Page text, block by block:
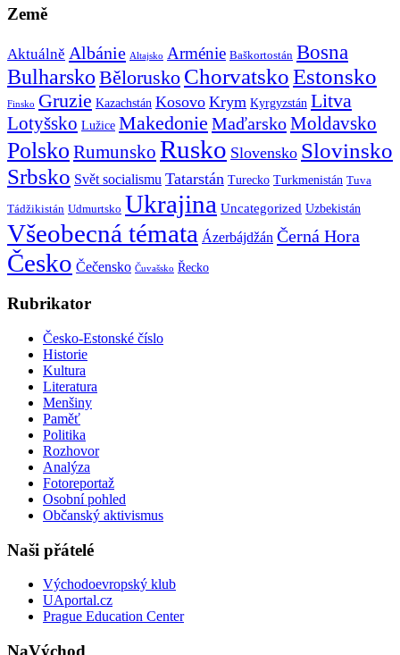
Země
Aktuálně Albánie Altajsko Arménie Baškortostán Bosna
Bulharsko Bělorusko ChorvatskoEstonsko
Finsko Gruzie Kazachstán Kosovo Krym Kyrgyzstán Litva
Lotyšsko Lužice Makedonie MaďarskoMoldavsko
Polsko Rumunsko Rusko Slovensko Slovinsko
Srbsko Svět socialismu Tatarstán Turecko Turkmenistán Tuva
Tádžikistán Udmurtsko Ukrajina Uncategorized Uzbekistán
Všeobecná témata Ázerbájdžán Černá Hora
Česko Čečensko Čuvašsko Řecko
Rubrikator
Česko-Estonské číslo
Historie
Kultura
Literatura
Menšiny
Paměť
Politika
Rozhovor
Analýza
Fotoreportaž
Osobní pohled
Občanský aktivismus
Naši přátelé
Východoevropský klub
UAportal.cz
Prague Education Center
NaVýchod